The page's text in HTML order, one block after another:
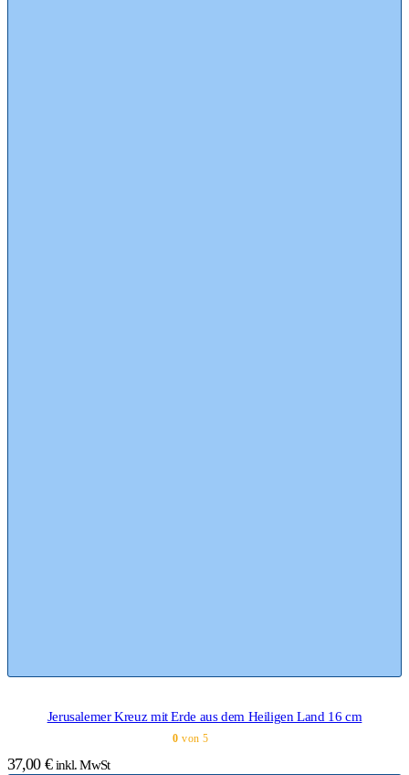
Jerusalemer Kreuz mit Erde aus dem Heiligen Land 16 cm
0 von 5
37,00 € inkl. MwSt